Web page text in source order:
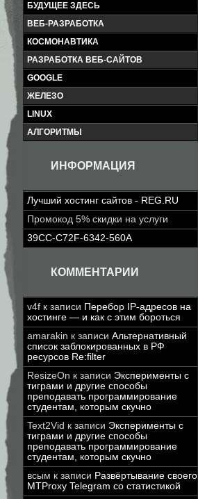
БУДУЩЕЕ ЗДЕСЬ
ВЕБ-РАЗРАБОТКА
КОСМОНАВТИКА
РАЗРАБОТКА ВЕБ-САЙТОВ
GOOGLE
ЖЕЛЕЗО
LINUX
АЛГОРИТМЫ
ИНФОРМАЦИЯ
Лучший хостинг сайтов - REG.RU
Промокод 5% скидки на услуги
39CC-C72F-6342-560A
КОММЕНТАРИИ
v4f к записи Перебор IP-адресов на
хостинге — и как с этим бороться
amarakin к записи Альтернативный
список заблокированных в РФ
ресурсов Re:filter
ResizeOn к записи Эксперименты с
тиграми и другие способы
преподавать программирование
студентам, которым скучно
Text2Vid к записи Эксперименты с
тиграми и другие способы
преподавать программирование
студентам, которым скучно
всым к записи Развёртывание своего
MTProxy Telegram со статистикой